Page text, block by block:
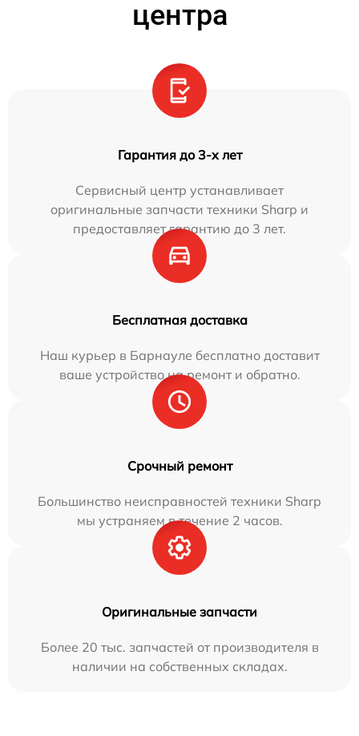
центра
Гарантия до 3-х лет
Сервисный центр устанавливает
оригинальные запчасти техники Sharp и
предоставляет гарантию до 3 лет.
Бесплатная доставка
Наш курьер в Барнауле бесплатно доставит
ваше устройство на ремонт и обратно.
Срочный ремонт
Большинство неисправностей техники Sharp
мы устраняем в течение 2 часов.
Оригинальные запчасти
Более 20 тыс. запчастей от производителя в
наличии на собственных складах.